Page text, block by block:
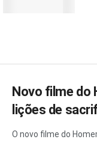
Novo filme do
lições de
O novo filme do